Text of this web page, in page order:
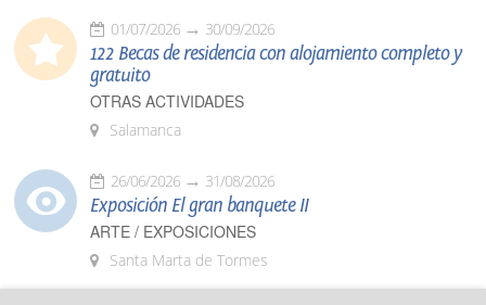
01/07/2026 30/09/2026
122 Becas de residencia con alojamiento completo y
gratuito
OTRAS ACTIVIDADES
Salamanca
26/06/2026 31/08/2026
Exposición El gran banquete II
ARTE / EXPOSICIONES
Santa Marta de Tormes